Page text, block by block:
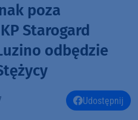
poza
Starogard
odbędzie
Udostępnij